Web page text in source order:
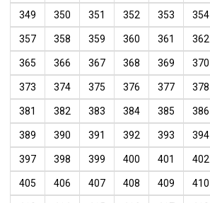
349 350 351 352 353 354
357 358 359 360 361 362
365 366 367 368 369 370
373 374 375 376 377 378
381 382 383 384 385 386
389 390 391 392 393 394
397 398 399 400 401 402
405 406 407 408 409 410